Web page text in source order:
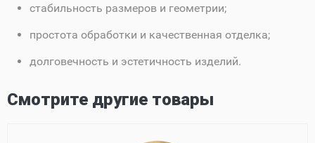
стабильность размеров и геометрии;
простота обработки и качественная отделка;
долговечность и эстетичность изделий.
Смотрите другие товары